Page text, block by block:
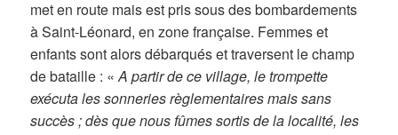
met en route mais est pris sous des bombardements
à Saint-Léonard, en zone française. Femmes et
enfants sont alors débarqués et traversent le champ
de bataille : «A partir de ce village, le trompette
exécuta les sonneries règlementaires mais sans
succès ; dès que nous fûmes sortis de la localité, les